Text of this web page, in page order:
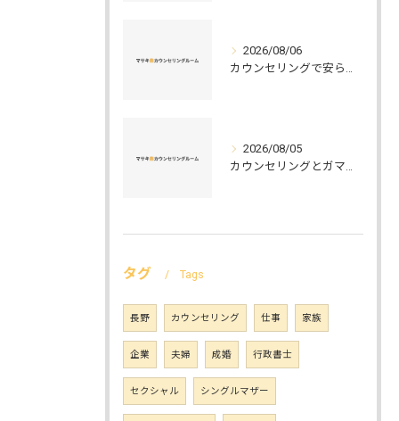
2026/08/06
カウンセリングで安らぐ空間を叶える安心と信頼のつくり方徹底解説
2026/08/05
カウンセリングとガマット選びの正解ガイド安心して相談できるポイントと実例解説
タグ Tags
長野 カウンセリング 仕事 家族
企業 夫婦 成婚 行政書士
セクシャル シングルマザー